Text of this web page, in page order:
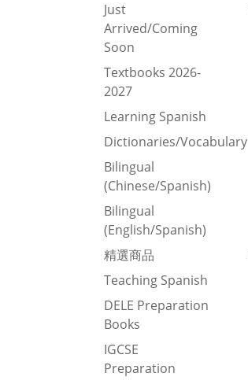
Just
Arrived/Coming
Soon
Textbooks 2026-
2027
Learning Spanish
Dictionaries/Vocabulary
Bilingual
(Chinese/Spanish)
Bilingual
(English/Spanish)
精選商品
Teaching Spanish
DELE Preparation
Books
IGCSE
Preparation